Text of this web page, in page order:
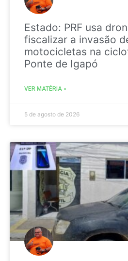
Estado: PRF usa
fiscalizar a invasão
motocicletas na
Ponte de Igapó
VER MATÉRIA »
5 de agosto de 2026